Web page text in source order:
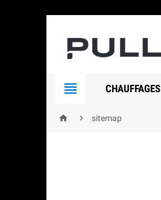
 CHAUFFAGES
  sitemap